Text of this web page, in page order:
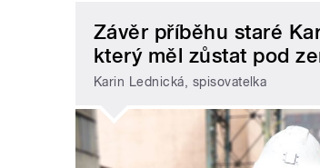
Závěr příběhu staré
který měl zůstat pod
Karin Lednická, spisovatelka